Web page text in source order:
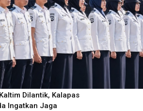
Dilantik, Kalapas
Ingatkan Jaga